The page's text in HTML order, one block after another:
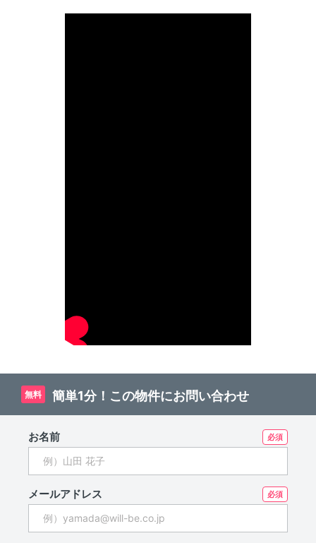
無料 簡単1分！この物件にお問い合わせ
お名前
メールアドレス